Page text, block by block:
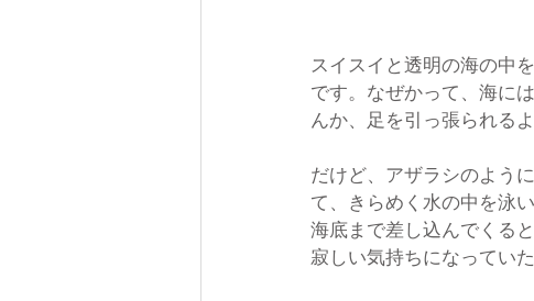
スイスイと透明の海の中
です。なぜかって、海に
んか、足を引っ張られる
だけど、アザラシのよう
て、きらめく水の中を泳
海底まで差し込んでくる
寂しい気持ちになってい